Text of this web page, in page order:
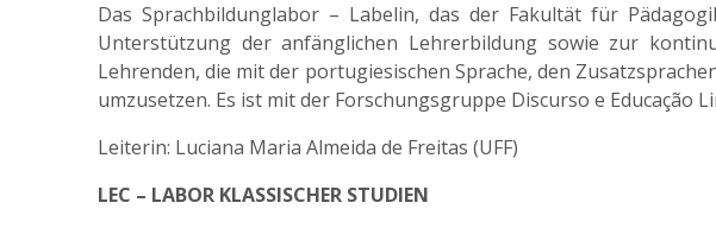
Das Sprachbildunglabor – Labelin, das der Fakultät für
Unterstützung der anfänglichen Lehrerbildung sowie zur
Lehrenden, die mit der portugiesischen Sprache, den
umzusetzen. Es ist mit der Forschungsgruppe Discurso e Educação
Leiterin: Luciana Maria Almeida de Freitas (UFF)
LEC – LABOR KLASSISCHER STUDIEN